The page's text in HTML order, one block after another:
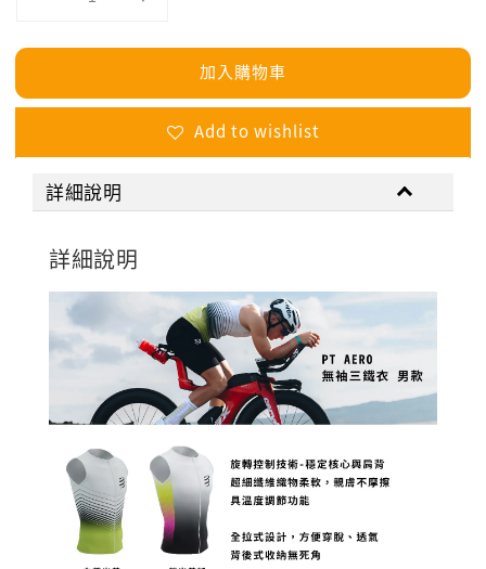
加入購物車
Add to wishlist
詳細說明
詳細說明